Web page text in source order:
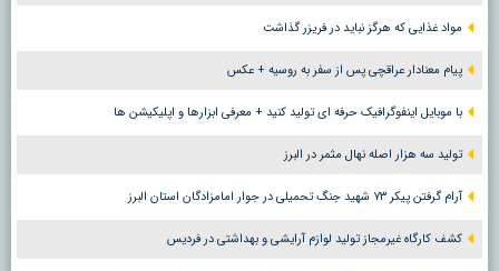
مواد غذایی که هرگز نباید در فریزر گذاشت
پیام معنادار عراقچی پس از سفر به روسیه + عکس
با موبایل اینفوگرافیک حرفه ای تولید کنید + معرفی ابزارها و اپلیکیشن ها
تولید سه هزار اصله نهال مثمر در البرز
آرام گرفتن پیکر ۷۳ شهید جنگ تحمیلی در جوار امامزادگان استان البرز
کشف کارگاه غیرمجاز تولید لوازم آرایشی و بهداشتی در فردیس